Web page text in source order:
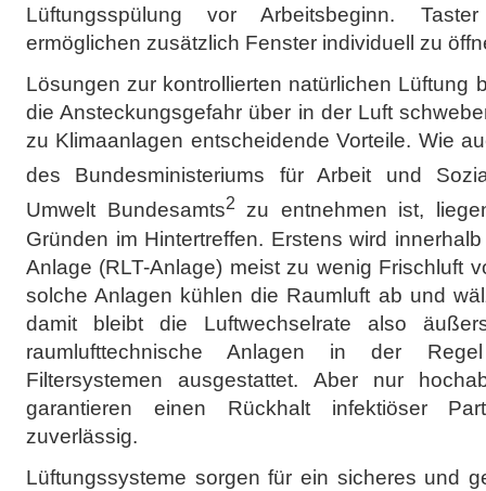
Lüftungsspülung vor Arbeitsbeginn.
ermöglichen zusätzlich Fenster individuell zu
Lösungen zur kontrollierten natürlichen Lüftung
die Ansteckungsgefahr über in der Luft
zu Klimaanlagen entscheidende Vorteile. Wie
des Bundesministeriums für Arbeit und
Umwelt Bundesamts2
zu entnehmen ist,
Gründen im Hintertreffen. Erstens wird
Anlage (RLT-Anlage) meist zu wenig Frischluft
solche Anlagen kühlen die Raumluft ab und
damit bleibt die Luftwechselrate also
raumlufttechnische Anlagen in der
Filtersystemen ausgestattet. Aber nur
garantieren einen Rückhalt infektiöser
zuverlässig.
Lüftungssysteme sorgen für ein sicheres und